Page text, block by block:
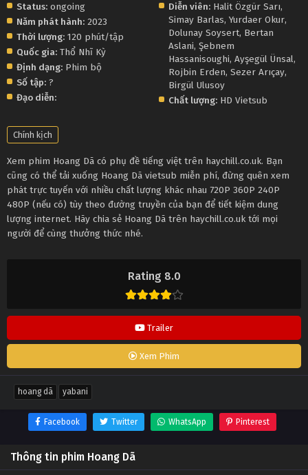
Rating 8.0
Trailer
Xem Phim
Status: ongoing
Năm phát hành: 2023
Thời lượng: 120 phút/tập
Quốc gia: Thổ Nhĩ Kỳ
Định dạng: Phim bộ
Số tập: ?
Đạo diễn:
Diễn viên: Halit Özgür Sarı,
Simay Barlas,Yurdaer Okur,
Dolunay Soysert, Bertan
Aslani,Şebnem
Hassanisoughi,Ayşegül Ünsal,
Rojbin Erden,Sezer Arıçay,
Birgül Ulusoy
Chất lượng: HD Vietsub
Chính kịch
Xem phim Hoang Dã có phụ đề tiếng việt trên haychill.co.uk. Bạn
cũng có thể tải xuống Hoang Dã vietsub miễn phí, đừng quên xem
phát trực tuyến với nhiều chất lượng khác nhau 720P 360P 240P
480P (nếu có) tùy theo đường truyền của bạn để tiết kiệm dung
lượng internet. Hãy chia sẻ Hoang Dã trên haychill.co.uk tới mọi
người để cùng thưởng thức nhé.
hoang dã yabani
Facebook Twitter WhatsApp Pinterest
Thông tin phim Hoang Dã